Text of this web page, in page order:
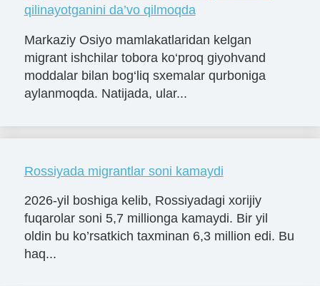
qilinayotganini da’vo qilmoqda
Markaziy Osiyo mamlakatlaridan kelgan
migrant ishchilar tobora ko‘proq giyohvand
moddalar bilan bog‘liq sxemalar qurboniga
aylanmoqda. Natijada, ular...
Rossiyada migrantlar soni kamaydi
2026-yil boshiga kelib, Rossiyadagi xorijiy
fuqarolar soni 5,7 millionga kamaydi. Bir yil
oldin bu ko’rsatkich taxminan 6,3 million edi. Bu
haq...